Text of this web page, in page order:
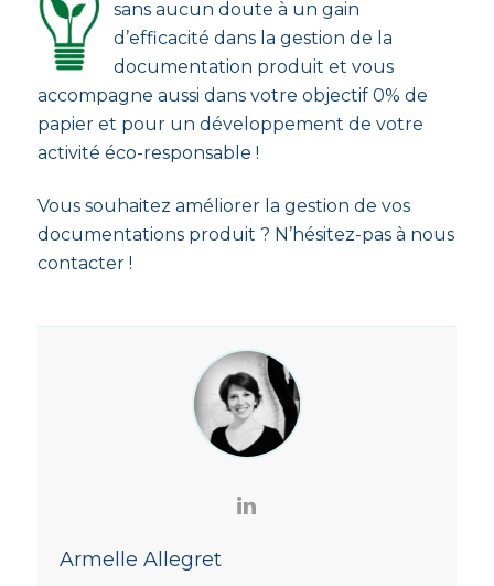
sans aucun doute à un gain
d’efficacité dans la gestion de la
documentation produit et vous
accompagne aussi dans votre objectif 0% de
papier et pour un développement de votre
activité éco-responsable !
Vous souhaitez améliorer la gestion de vos
documentations produit ? N’hésitez-pas à nous
contacter !
Armelle Allegret